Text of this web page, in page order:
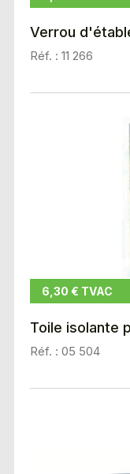
Verrou
Réf. : 11 266
6,30 € TVAC
Toile isolante
Réf. : 05 504